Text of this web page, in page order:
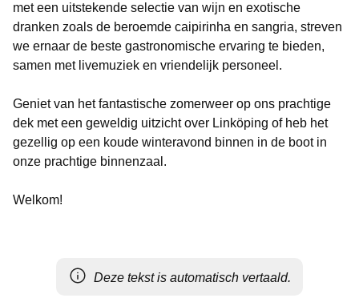
met een uitstekende selectie van wijn en exotische
dranken zoals de beroemde caipirinha en sangria, streven
we ernaar de beste gastronomische ervaring te bieden,
samen met livemuziek en vriendelijk personeel.
Geniet van het fantastische zomerweer op ons prachtige
dek met een geweldig uitzicht over Linköping of heb het
gezellig op een koude winteravond binnen in de boot in
onze prachtige binnenzaal.
Welkom!
Deze tekst is automatisch vertaald.